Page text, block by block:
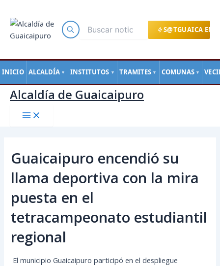
S@TGUAICA EN
INICIO ALCALDÍA ▼ INSTITUTOS ▼ TRAMITES ▼ COMUNAS ▼
contenido
Alcaldía de Guaicaipuro
Guaicaipuro encendió su
llama deportiva con la mira
puesta en el
tetracampeonato estudiantil
regional
El municipio Guaicaipuro participó en el despliegue
de
entradas